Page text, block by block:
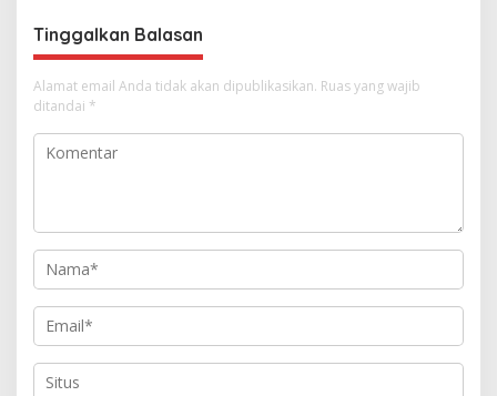
Tinggalkan Balasan
Alamat email Anda tidak akan dipublikasikan. Ruas yang wajib
ditandai *